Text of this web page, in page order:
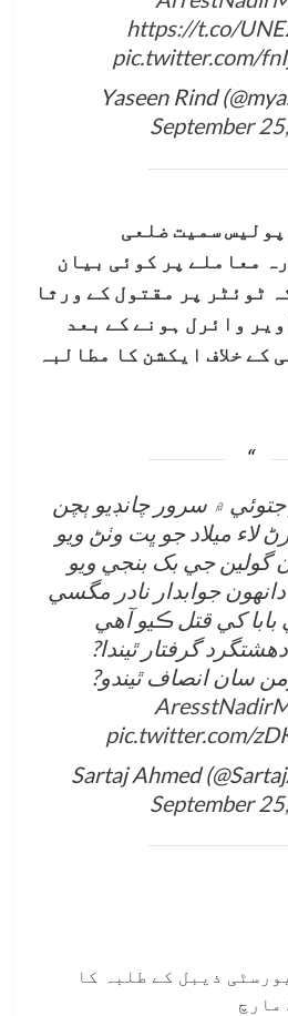
https://t.co/
pic.twitter.com/
September
سمیت ضلعی
معاملے پر کوئی بیان
ٹوئٹر پر مقتول کے ورثا
وائرل ہونے کے بعد
کے خلاف ایکشن کا مطالبہ
۾ سرور چانڊيو ٻچن
ميلاد جو ڀت وٺڻ ويو
گولين جي بک بنجي ويو
جوابدار نادر مگسي
بابا کي قتل ڪيو آهي
گرفتار ٿيندا?
سان انصاف ٿيندو?
pic.twitter.com/
September
ذیبل کے طلبہ کا
مارچ